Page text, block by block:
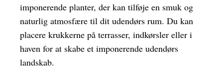
imponerende planter, der kan tilføje en smuk og
naturlig atmosfære til dit udendørs rum. Du kan
placere krukkerne på terrasser, indkørsler eller i
haven for at skabe et imponerende udendørs
landskab.